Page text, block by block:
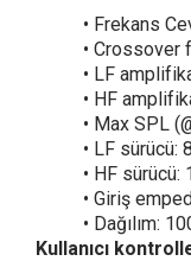
• Frekans
• Crossover
• LF
• HF
• Max SPL
• LF sürücü:
• HF
• Giriş
• Dağılım:
Kullanıcı